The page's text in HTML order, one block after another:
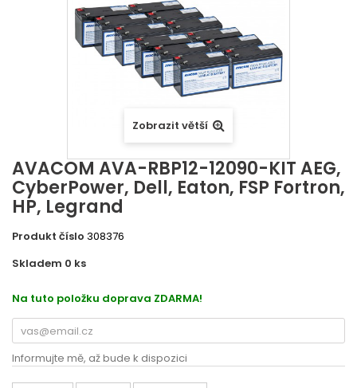
Zobrazit větší
AVACOM AVA-RBP12-12090-KIT AEG,
CyberPower, Dell, Eaton, FSP Fortron,
HP, Legrand
Produkt číslo 308376
Skladem 0 ks
Na tuto položku doprava ZDARMA!
Informujte mě, až bude k dispozici